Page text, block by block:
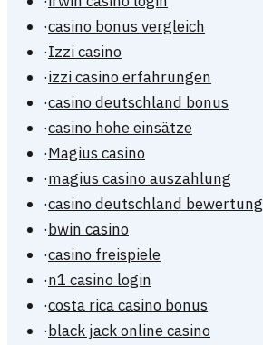
·casino bonus vergleich
·Izzi casino
·izzi casino erfahrungen
·casino deutschland bonus
·casino hohe einsätze
·Magius casino
·magius casino auszahlung
·casino deutschland bewertung
·bwin casino
·casino freispiele
·n1 casino login
·costa rica casino bonus
·black jack online casino